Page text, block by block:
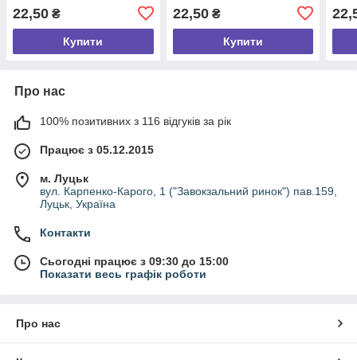
22,50 ₴
Купити
22,50₴
Купити
Про нас
100% позитивних з 116 відгуків за рік
Працює з 05.12.2015
м. Луцьк
вул. Карпенко-Карого, 1 ("Завокзальний ринок") пав.159,
Луцьк, Україна
Контакти
Сьогодні працює з 09:30 до 15:00
Показати весь графік роботи
Про нас